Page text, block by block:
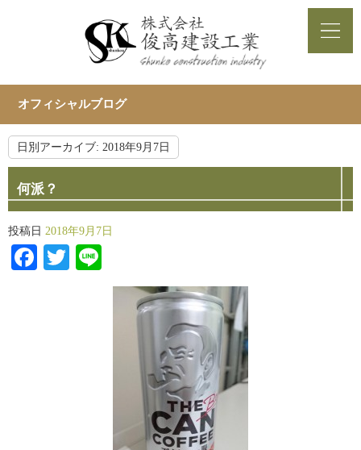
オフィシャルブログ
日別アーカイブ: 2018年9月7日
何派？
投稿日 2018年9月7日
Facebook
Twitter